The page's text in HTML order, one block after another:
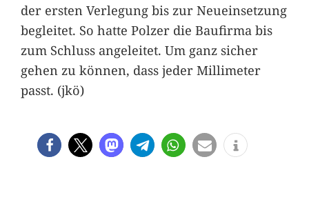
der ersten Verlegung bis zur Neueinsetzung
begleitet. So hatte Polzer die Baufirma bis
zum Schluss angeleitet. Um ganz sicher
gehen zu können, dass jeder Millimeter
passt. (jkö)